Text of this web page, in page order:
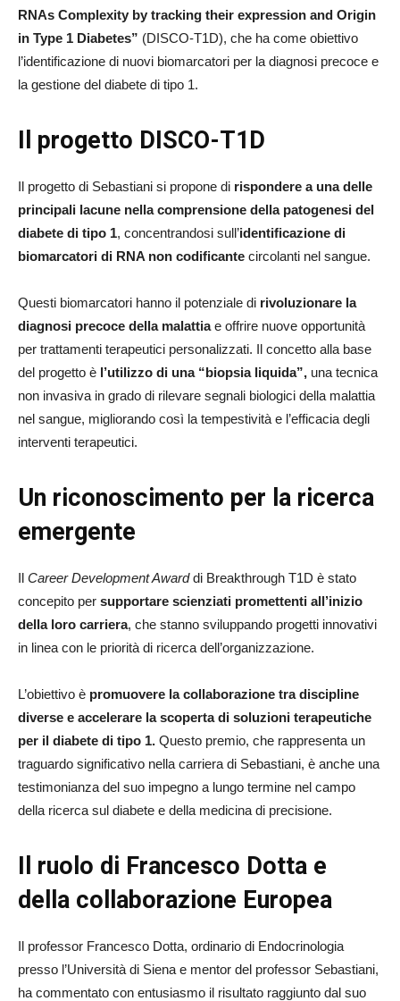
RNAs Complexity by tracking their expression and Origin
in Type 1 Diabetes” (DISCO-T1D), che ha come obiettivo
l’identificazione di nuovi biomarcatori per la diagnosi precoce e
la gestione del diabete di tipo 1.
Il progetto DISCO-T1D
Il progetto di Sebastiani si propone di rispondere a una delle
principali lacune nella comprensione della patogenesi del
diabete di tipo 1, concentrandosi sull’identificazione di
biomarcatori di RNA non codificante circolanti nel sangue.
Questi biomarcatori hanno il potenziale di rivoluzionare la
diagnosi precoce della malattiae offrire nuove opportunità
per trattamenti terapeutici personalizzati. Il concetto alla base
del progetto è l’utilizzo di una “biopsia liquida”, una tecnica
non invasiva in grado di rilevare segnali biologici della malattia
nel sangue, migliorando così la tempestività e l’efficacia degli
interventi terapeutici.
Un riconoscimento per la ricerca
emergente
Il Career Development Awarddi Breakthrough T1D è stato
concepito per supportare scienziati promettenti all’inizio
della loro carriera, che stanno sviluppando progetti innovativi
in linea con le priorità di ricerca dell’organizzazione.
L’obiettivo è promuovere la collaborazione tra discipline
diverse e accelerare la scoperta di soluzioni terapeutiche
per il diabete di tipo 1. Questo premio, che rappresenta un
traguardo significativo nella carriera di Sebastiani, è anche una
testimonianza del suo impegno a lungo termine nel campo
della ricerca sul diabete e della medicina di precisione.
Il ruolo di Francesco Dotta e
della collaborazione Europea
Il professor Francesco Dotta, ordinario di Endocrinologia
presso l’Università di Siena e mentor del professor Sebastiani,
ha commentato con entusiasmo il risultato raggiunto dal suo